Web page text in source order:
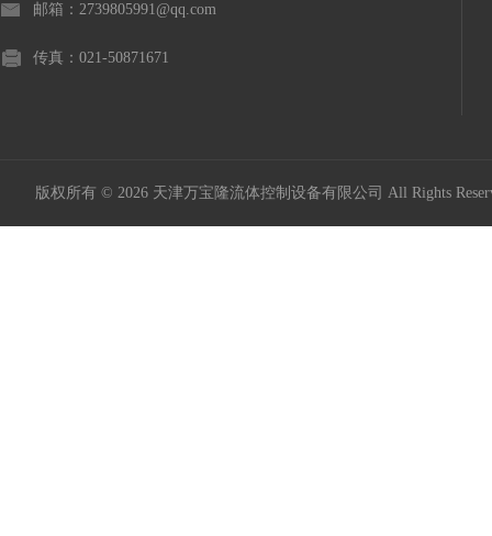
邮箱：2739805991@qq.com
传真：021-50871671
版权所有 © 2026 天津万宝隆流体控制设备有限公司 All Rights